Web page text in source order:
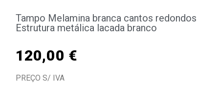
Tampo Melamina branca cantos redondos
Estrutura metálica lacada branco
120,00 €
PREÇO S/ IVA